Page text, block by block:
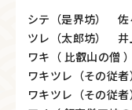
シテ（是界坊） 佐
ツレ（太郎坊） 井
ワキ（ 比叡山の僧
ワキツレ（その従
ワキツレ（その従